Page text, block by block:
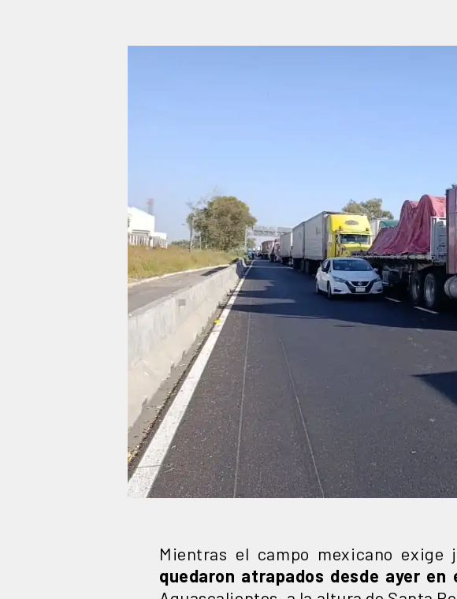
Mientras el campo mexicano
quedaron atrapados desde ayer en